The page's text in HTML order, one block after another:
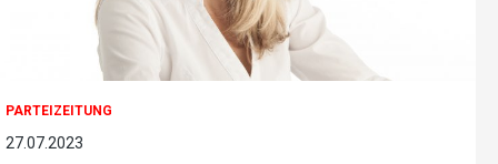
PARTEIZEITUNG
27.07.2023